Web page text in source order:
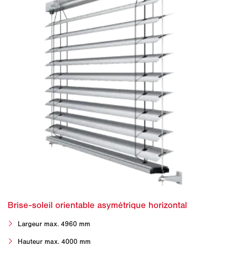
Largeur max. 4960 mm
Hauteur max. 4000 mm